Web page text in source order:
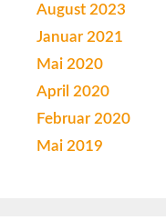
August 2023
Januar 2021
Mai 2020
April 2020
Februar 2020
Mai 2019